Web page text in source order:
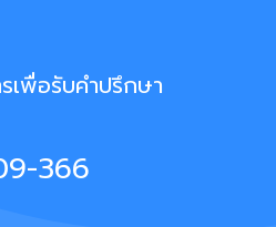
เพื่อรับคำปรึกษา
366